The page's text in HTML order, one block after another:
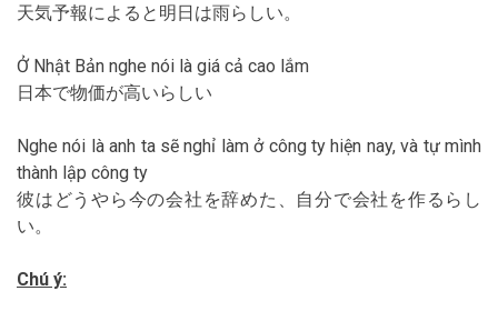
天気予報によると明日は雨らしい。
Ở Nhật Bản nghe nói là giá cả cao lắm
日本で物価が高いらしい
Nghe nói là anh ta sẽ nghỉ làm ở công ty hiện nay, và tự mình
thành lập công ty
彼はどうやら今の会社を辞めた、自分で会社を作るらし
い。
Chú ý: